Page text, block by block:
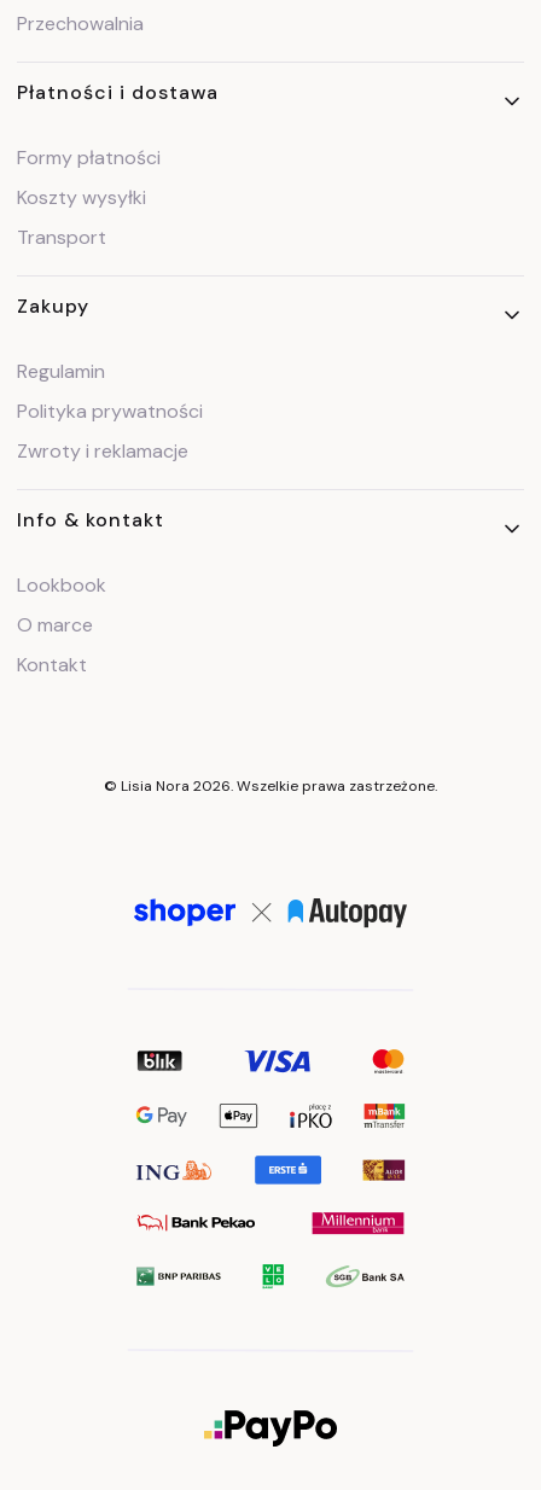
Przechowalnia
Płatności i dostawa
Formy płatności
Koszty wysyłki
Transport
Zakupy
Regulamin
Polityka prywatności
Zwroty i reklamacje
Info & kontakt
Lookbook
O marce
Kontakt
© Lisia Nora 2026. Wszelkie prawa zastrzeżone.